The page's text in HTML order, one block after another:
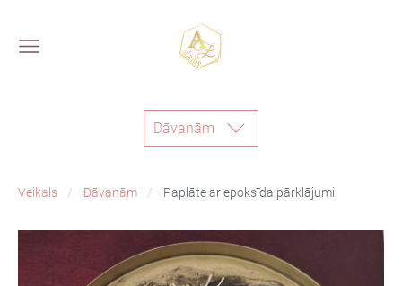
Dāvanām
Veikals Dāvanām Paplāte ar epoksīda pārklājumi